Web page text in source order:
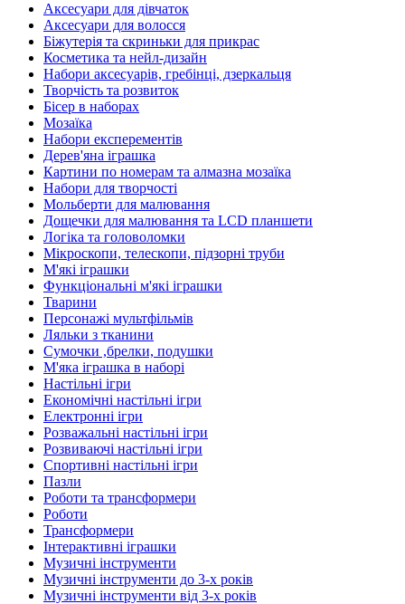
Аксесуари для дівчаток
Аксесуари для волосся
Біжутерія та скриньки для прикрас
Косметика та нейл-дизайн
Набори аксесуарів, гребінці, дзеркальця
Творчість та розвиток
Бісер в наборах
Мозаїка
Набори експерементів
Дерев'яна іграшка
Картини по номерам та алмазна мозаїка
Набори для творчості
Мольберти для малювання
Дощечки для малювання та LCD планшети
Логіка та головоломки
Мікроскопи, телескопи, підзорні труби
М'які іграшки
Функціональні м'які іграшки
Тварини
Персонажі мультфільмів
Ляльки з тканини
Сумочки ,брелки, подушки
М'яка іграшка в наборі
Настільні ігри
Економічні настільні ігри
Електронні ігри
Розважальні настільні ігри
Розвиваючі настільні ігри
Спортивні настільні ігри
Пазли
Роботи та трансформери
Роботи
Трансформери
Інтерактивні іграшки
Музичні інструменти
Музичні інструменти до 3-х років
Музичні інструменти від 3-х років